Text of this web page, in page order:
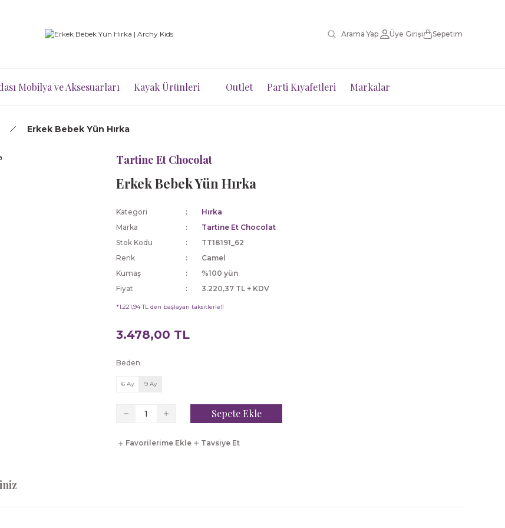
Üye Girişi Sepetim
Mobilya ve Aksesuarları Kayak Ürünleri Outlet Parti Kıyafetleri Markalar
Erkek Bebek Yün Hırka
Tartine Et Chocolat
Erkek Bebek Yün Hırka
Kategori
Hırka
Marka
Tartine Et Chocolat
Stok Kodu
TT18191_62
Renk
Camel
Kumaş
%100 yün
Fiyat
3.220,37 TL + KDV
*1.221,94 TL den başlayan taksitlerle!!
3.478,00 TL
Beden
6 Ay 9 Ay
Sepete Ekle
Tavsiye Et